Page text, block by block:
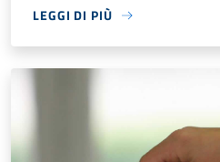
LEGGI DI PIÙ